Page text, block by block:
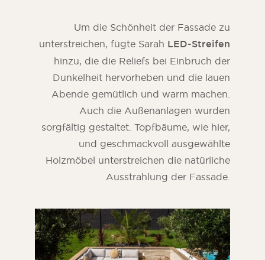
Um die Schönheit der Fassade zu
unterstreichen, fügte Sarah LED-Streifen
hinzu, die die Reliefs bei Einbruch der
Dunkelheit hervorheben und die lauen
Abende gemütlich und warm machen.
Auch die Außenanlagen wurden
sorgfältig gestaltet. Topfbäume, wie hier,
und geschmackvoll ausgewählte
Holzmöbel unterstreichen die natürliche
Ausstrahlung der Fassade.